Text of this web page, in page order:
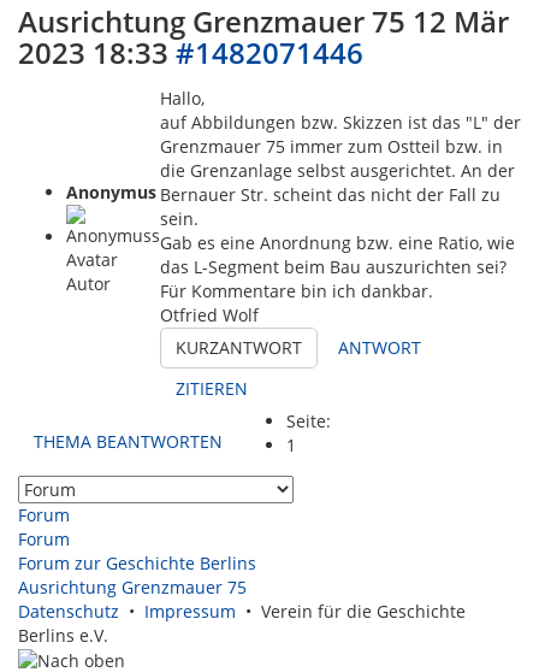
Ausrichtung Grenzmauer 75 12 Mär
2023 18:33#1482071446
Anonymus
Autor
Hallo,
auf Abbildungen bzw. Skizzen ist das "L" der
Grenzmauer 75 immer zum Ostteil bzw. in
die Grenzanlage selbst ausgerichtet. An der
Bernauer Str. scheint das nicht der Fall zu
sein.
Gab es eine Anordnung bzw. eine Ratio, wie
das L-Segment beim Bau auszurichten sei?
Für Kommentare bin ich dankbar.
Otfried Wolf
KURZANTWORT
ANTWORT
ZITIEREN
THEMA BEANTWORTEN
Seite:
1
Forum
Forum
Forum zur Geschichte Berlins
Ausrichtung Grenzmauer 75
Datenschutz • Impressum • Verein für die Geschichte
Berlins e.V.